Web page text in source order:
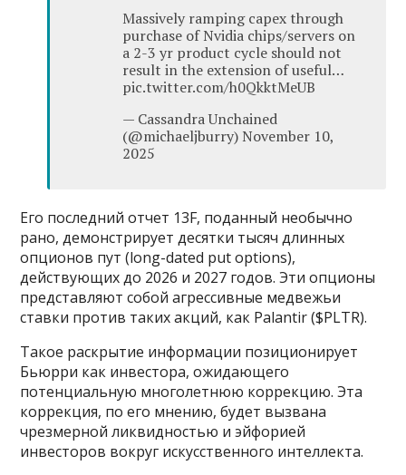
Massively ramping capex through
purchase of Nvidia chips/servers on
a 2-3 yr product cycle should not
result in the extension of useful…
pic.twitter.com/h0QkktMeUB
— Cassandra Unchained
(@michaeljburry) November 10,
2025
Его последний отчет 13F, поданный необычно
рано, демонстрирует десятки тысяч длинных
опционов пут (long-dated put options),
действующих до 2026 и 2027 годов. Эти опционы
представляют собой агрессивные медвежьи
ставки против таких акций, как Palantir ($PLTR).
Такое раскрытие информации позиционирует
Бьюрри как инвестора, ожидающего
потенциальную многолетнюю коррекцию. Эта
коррекция, по его мнению, будет вызвана
чрезмерной ликвидностью и эйфорией
инвесторов вокруг искусственного интеллекта.